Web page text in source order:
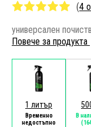
(4
универсален
Повече за продукта
1 литър
Временно
недостъпно
В